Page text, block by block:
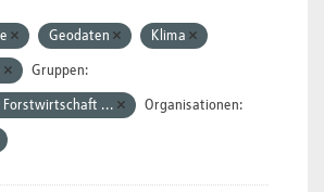
Geodaten Klima
Gruppen:
Forstwirtschaft ... Organisationen: